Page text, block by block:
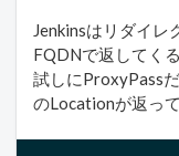
Jenkinsはリダイ
FQDNで返してく
試しにProxyPass
のLocationが返って